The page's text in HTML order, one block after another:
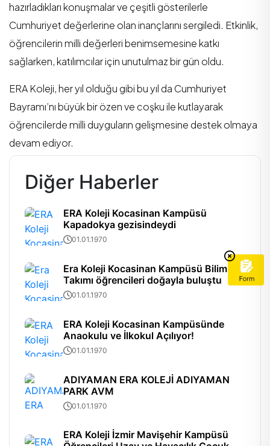
hazırladıkları konuşmalar ve çeşitli gösterilerle
Cumhuriyet değerlerine olan inançlarını sergiledi. Etkinlik,
öğrencilerin milli değerleri benimsemesine katkı
sağlarken, katılımcılar için unutulmaz bir gün oldu.
ERA Koleji, her yıl olduğu gibi bu yıl da Cumhuriyet
Bayramı’nı büyük bir özen ve coşku ile kutlayarak
öğrencilerde milli duyguların gelişmesine destek olmaya
devam ediyor.
Diğer Haberler
ERA Koleji Kocasinan Kampüsü
Kapadokya gezisindeydi
01.01.1970
Era Koleji Kocasinan Kampüsü Bilim
Takımı öğrencileri doğayla buluştu
01.01.1970
ERA Koleji Kocasinan Kampüsünde
Anaokulu ve İlkokul Açılıyor!
01.01.1970
ADIYAMAN ERA KOLEJİ ADIYAMAN
PARK AVM
01.01.1970
ERA Koleji İzmir Mavişehir Kampüsü